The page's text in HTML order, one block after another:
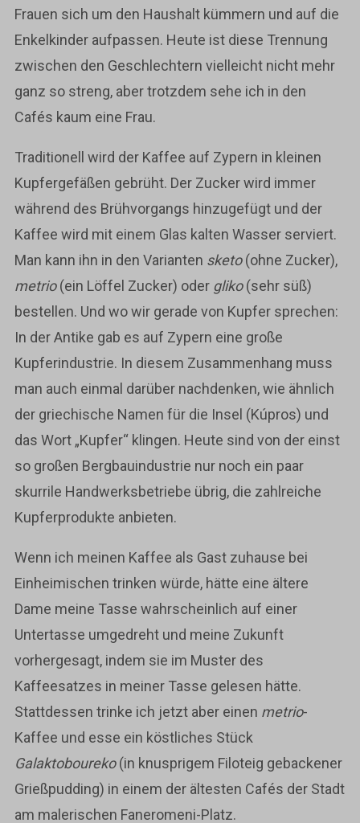
Frauen sich um den Haushalt kümmern und auf die
Enkelkinder aufpassen. Heute ist diese Trennung
zwischen den Geschlechtern vielleicht nicht mehr
ganz so streng, aber trotzdem sehe ich in den
Cafés kaum eine Frau.
Traditionell wird der Kaffee auf Zypern in kleinen
Kupfergefäßen gebrüht. Der Zucker wird immer
während des Brühvorgangs hinzugefügt und der
Kaffee wird mit einem Glas kalten Wasser serviert.
Man kann ihn in den Varianten sketo(ohne Zucker),
metrio(ein Löffel Zucker) oder gliko(sehr süß)
bestellen. Und wo wir gerade von Kupfer sprechen:
In der Antike gab es auf Zypern eine große
Kupferindustrie. In diesem Zusammenhang muss
man auch einmal darüber nachdenken, wie ähnlich
der griechische Namen für die Insel (Kúpros) und
das Wort „Kupfer“ klingen. Heute sind von der einst
so großen Bergbauindustrie nur noch ein paar
skurrile Handwerksbetriebe übrig, die zahlreiche
Kupferprodukte anbieten.
Wenn ich meinen Kaffee als Gast zuhause bei
Einheimischen trinken würde, hätte eine ältere
Dame meine Tasse wahrscheinlich auf einer
Untertasse umgedreht und meine Zukunft
vorhergesagt, indem sie im Muster des
Kaffeesatzes in meiner Tasse gelesen hätte.
Stattdessen trinke ich jetzt aber einen metrio-
Kaffee und esse ein köstliches Stück
Galaktoboureko(in knusprigem Filoteig gebackener
Grießpudding) in einem der ältesten Cafés der Stadt
am malerischen Faneromeni-Platz.